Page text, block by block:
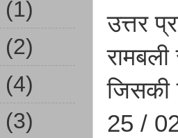
उत्तर
जिसकी
25 /
(1)
(2)
(4)
(3)